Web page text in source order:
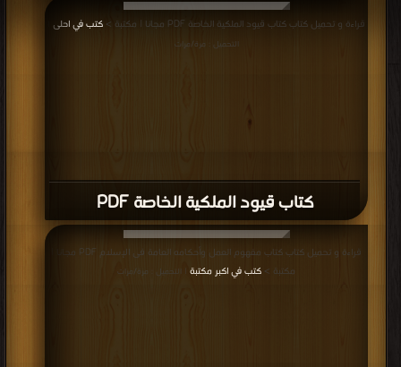
كتاب قيود الملكية الخاصة PDF
قراءة و تحميل كتاب كتاب قيود الملكية الخاصة PDF مجانا | مكتبة > كتب في احلى
التحميل : مرة/مرات
قراءة و تحميل كتاب كتاب مفهوم العمل وأحكامه العامة فى الإسلام PDF مجانا |
مكتبة > كتب في اكبر مكتبة | التحميل : مرة/مرات